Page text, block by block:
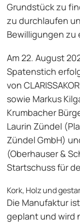
Grundstück zu
zu durchlaufen
Bewilligungen zu
Am 22. August
Spatenstich
von
sowie Markus
Krumbacher
Laurin Zündel
Zündel GmbH)
(Oberhauser &
Startschuss für
Kork, Holz und
Die Manufaktur
geplant und wird